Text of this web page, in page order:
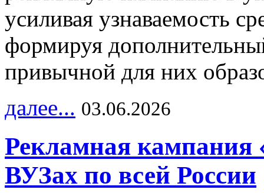
усиливая узнаваемость
формируя
привычной для них
далее... 03.06.2026
Рекламная кампания
ВУЗах по всей России